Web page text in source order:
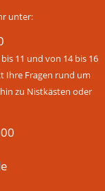
unter:
11 und von 14 bis 16
Ihre Fragen rund um
zu Nistkästen oder